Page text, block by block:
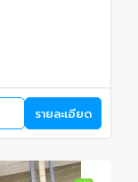
รายละเอียด